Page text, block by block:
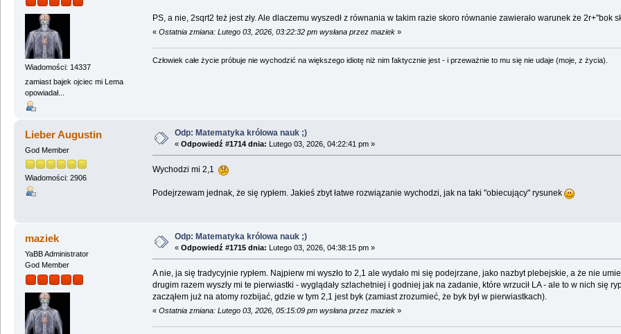
Wiadomości: 14337
zamiast bajek ojciec mi Lema
opowiadał...
PS, a nie, 2sqrt2 też jest zły. Ale dlaczemu wyszedł z równania w takim razie skoro równanie zawierało warunek że 2r+"bok
« Ostatnia zmiana: Lutego 03, 2026, 03:22:32 pm wysłana przez maziek»
Człowiek całe życie próbuje nie wychodzić na większego idiotę niż nim faktycznie jest - i przeważnie to mu się nie udaje (moje, z życia).
Lieber Augustin
God Member
Wiadomości: 2906
Odp: Matematyka królowa nauk ;)
« Odpowiedź #1714 dnia: Lutego 03, 2026, 04:22:41 pm »
Wychodzi mi 2,1
Podejrzewam jednak, że się rypłem. Jakieś zbyt łatwe rozwiązanie wychodzi, jak na taki "obiecujący" rysunek
maziek
YaBB Administrator
God Member
Odp: Matematyka królowa nauk ;)
« Odpowiedź #1715 dnia: Lutego 03, 2026, 04:38:15 pm »
A nie, ja się tradycyjnie rypłem. Najpierw mi wyszło to 2,1 ale wydało mi się podejrzane, jako nazbyt plebejskie, a że nie
drugim razem wyszły mi te pierwiastki - wyglądały szlachetniej i godniej jak na zadanie, które wrzucił LA - ale to w nich się
zacząłem już na atomy rozbijać, gdzie w tym 2,1 jest byk (zamiast zrozumieć, że byk był w pierwiastkach).
« Ostatnia zmiana: Lutego 03, 2026, 05:15:09 pm wysłana przez maziek»